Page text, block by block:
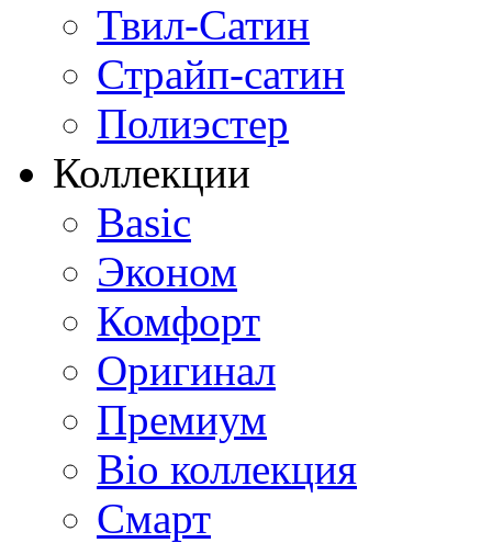
Твил-Сатин
Страйп-сатин
Полиэстер
Коллекции
Basic
Эконом
Комфорт
Оригинал
Премиум
Bio коллекция
Смарт